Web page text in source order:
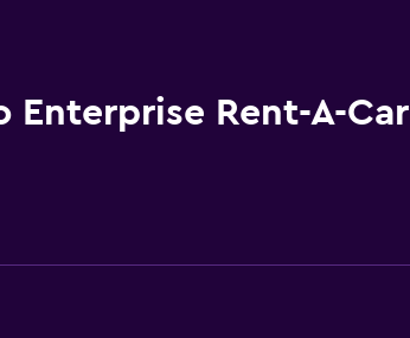
Enterprise Rent-A-Car